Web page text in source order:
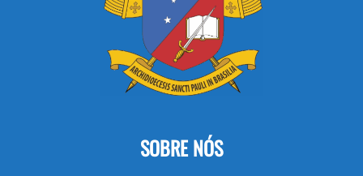
SOBRE NÓS